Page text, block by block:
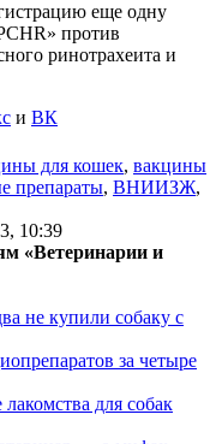
еще одну
против
ринотрахеита и
и ВК
для кошек, вакцины
препараты, ВНИИЗЖ,
10:39
«Ветеринарии и
не купили собаку с
за четыре
для собак